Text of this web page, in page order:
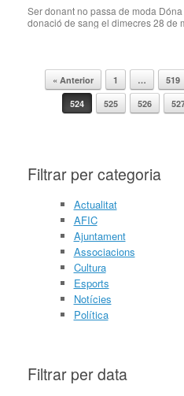
Ser donant no passa de moda
donació de sang el dimecres 28 de
Navegador de
« Anterior 1 … 519
524
525 526
Filtrar per categoria
Actualitat
AFIC
Ajuntament
Associacions
Cultura
Esports
Notícies
Política
Filtrar per data